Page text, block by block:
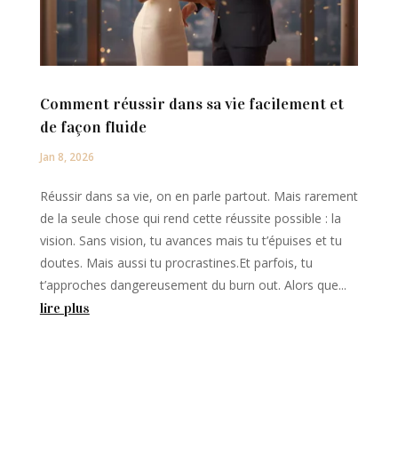
Comment réussir dans sa vie facilement et
de façon fluide
Jan 8, 2026
Réussir dans sa vie, on en parle partout. Mais rarement
de la seule chose qui rend cette réussite possible : la
vision. Sans vision, tu avances mais tu t’épuises et tu
doutes. Mais aussi tu procrastines.Et parfois, tu
t’approches dangereusement du burn out. Alors que...
lire plus